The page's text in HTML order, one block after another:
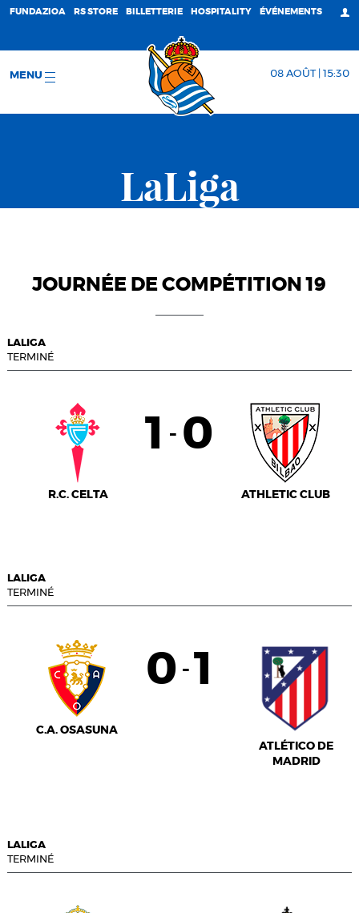
FUNDAZIOA RS STORE BILLETTERIE HOSPITALITY ÉVÉNEMENTS
MENU 08 AOÛT | 15:30
LaLiga
JOURNÉE DE COMPÉTITION 19
LALIGA
TERMINÉ
R.C. CELTA
1 - 0
ATHLETIC CLUB
LALIGA
TERMINÉ
C.A. OSASUNA
0 - 1
ATLÉTICO DE
MADRID
LALIGA
TERMINÉ